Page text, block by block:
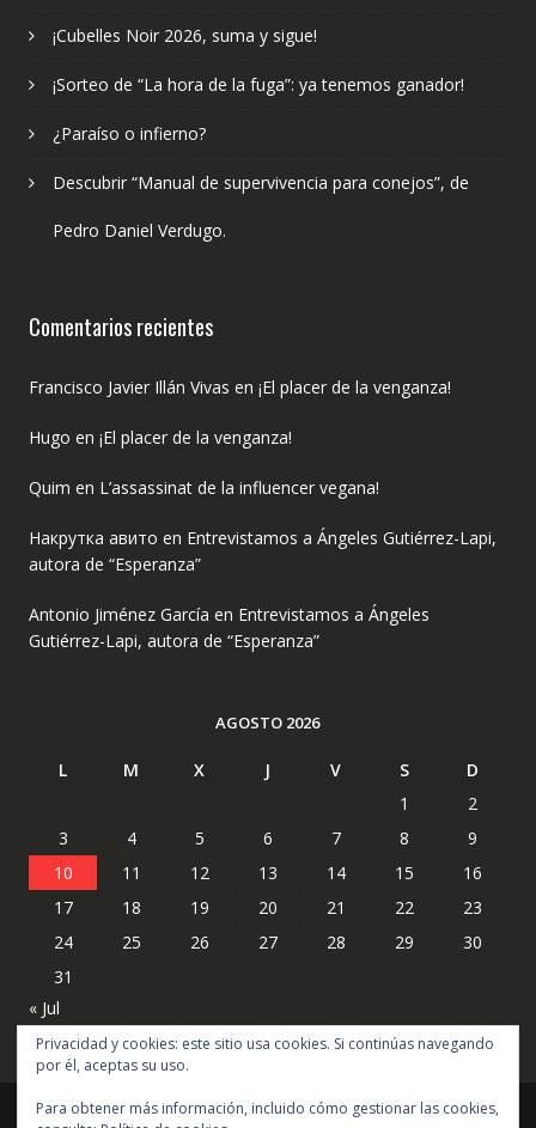
¡Cubelles Noir 2026, suma y sigue!
¡Sorteo de “La hora de la fuga”: ya tenemos ganador!
¿Paraíso o infierno?
Descubrir “Manual de supervivencia para conejos”, de
Pedro Daniel Verdugo.
Comentarios recientes
Francisco Javier Illán Vivas en ¡El placer de la venganza!
Hugo en ¡El placer de la venganza!
Quim en L’assassinat de la influencer vegana!
Накрутка авито en Entrevistamos a Ángeles Gutiérrez-Lapi,
autora de “Esperanza”
Antonio Jiménez García en Entrevistamos a Ángeles
Gutiérrez-Lapi, autora de “Esperanza”
AGOSTO 2026
L M X J V S
D
1
2
3
4 5 6 7 8
9
10
11 12 13 14 15
16
17
18 19 20 21 22
23
24
25 26 27 28 29
30
31
« Jul
Privacidad y cookies: este sitio usa cookies. Si continúas navegando
por él, aceptas su uso.
Para obtener más información, incluido cómo gestionar las cookies,